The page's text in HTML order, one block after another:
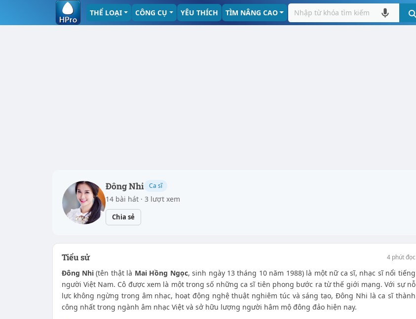
THỂ LOẠI CÔNG CỤ YÊU THÍCH TÌM NÂNG CAO
Đông Nhi Ca sĩ
14 bài hát · 3 lượt xem
Chia sẻ
Tiểu sử 4 phút đọc
Đông Nhi(tên thật là Mai Hồng Ngọc, sinh ngày 13 tháng 10 năm 1988) là một nữ ca sĩ, nhạc sĩ nổi tiếng
người Việt Nam. Cô được xem là một trong số những ca sĩ tiên phong bước ra từ thế giới mạng. Với sự nỗ
lực không ngừng trong âm nhạc, hoạt động nghệ thuật nghiêm túc và sáng tạo, Đông Nhi là ca sĩ thành
công nhất trong ngành âm nhạc Việt và sở hữu lượng người hâm mộ đông đảo hiện nay.